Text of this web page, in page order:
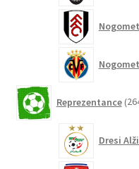
Reprezentance
Dresi